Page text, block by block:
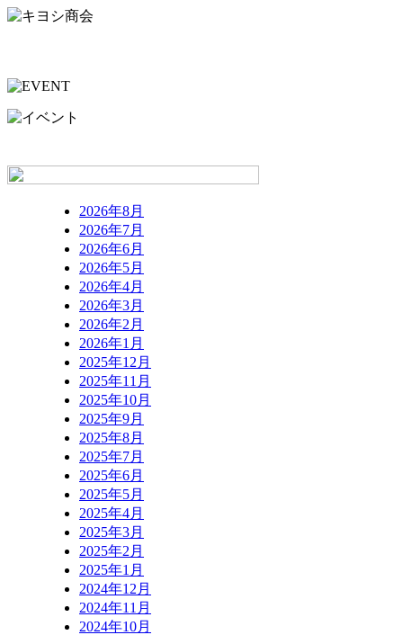
2026年8月
2026年7月
2026年6月
2026年5月
2026年4月
2026年3月
2026年2月
2026年1月
2025年12月
2025年11月
2025年10月
2025年9月
2025年8月
2025年7月
2025年6月
2025年5月
2025年4月
2025年3月
2025年2月
2025年1月
2024年12月
2024年11月
2024年10月